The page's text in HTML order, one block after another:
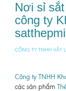
Nơi sỉ
công ty
CÔNG TY TNHH VẬT
Công ty TNHH
các sản phẩm